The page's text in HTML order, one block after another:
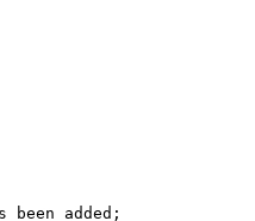
added;